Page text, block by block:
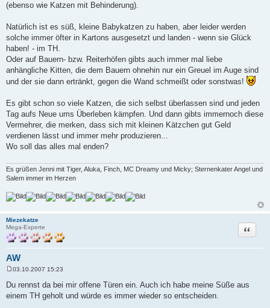
(ebenso wie Katzen mit Behinderung).
Natürlich ist es süß, kleine Babykatzen zu haben, aber leider werden
solche immer öfter in Kartons ausgesetzt und landen - wenn sie Glück
haben! - im TH.
Oder auf Bauern- bzw. Reiterhöfen gibts auch immer mal liebe
anhängliche Kitten, die dem Bauern ohnehin nur ein Greuel im Auge sind
und der sie dann ertränkt, gegen die Wand schmeißt oder sonstwas!
Es gibt schon so viele Katzen, die sich selbst überlassen sind und jeden
Tag aufs Neue ums Überleben kämpfen. Und dann gibts immernoch diese
Vermehrer, die merken, dass sich mit kleinen Kätzchen gut Geld
verdienen lässt und immer mehr produzieren...
Wo soll das alles mal enden?
Es grüßen Jenni mit Tiger, Aluka, Finch, MC Dreamy und Micky; Sternenkater Angel und
Salem immer im Herzen
Miezekatze
Mega-Experte
AW
Zitat
e
i
t
03.10.2007 15:23
Du rennst da bei mir offene Türen ein. Auch ich habe meine Süße aus
einem TH geholt und würde es immer wieder so entscheiden.